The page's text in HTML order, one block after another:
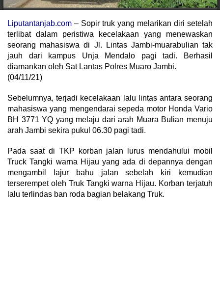
Liputantanjab.com – Sopir truk yang melarikan diri setelah
terlibat dalam peristiwa kecelakaan yang menewaskan
seorang mahasiswa di Jl. Lintas Jambi-muarabulian tak
jauh dari kampus Unja Mendalo pagi tadi. Berhasil
diamankan oleh Sat Lantas Polres Muaro Jambi.
(04/11/21)
Sebelumnya, terjadi kecelakaan lalu lintas antara seorang
mahasiswa yang mengendarai sepeda motor Honda Vario
BH 3771 YQ yang melaju dari arah Muara Bulian menuju
arah Jambi sekira pukul 06.30 pagi tadi.
Pada saat di TKP korban jalan lurus mendahului mobil
Truck Tangki warna Hijau yang ada di depannya dengan
mengambil lajur bahu jalan sebelah kiri kemudian
terserempet oleh Truk Tangki warna Hijau. Korban terjatuh
lalu terlindas ban roda bagian belakang Truk.